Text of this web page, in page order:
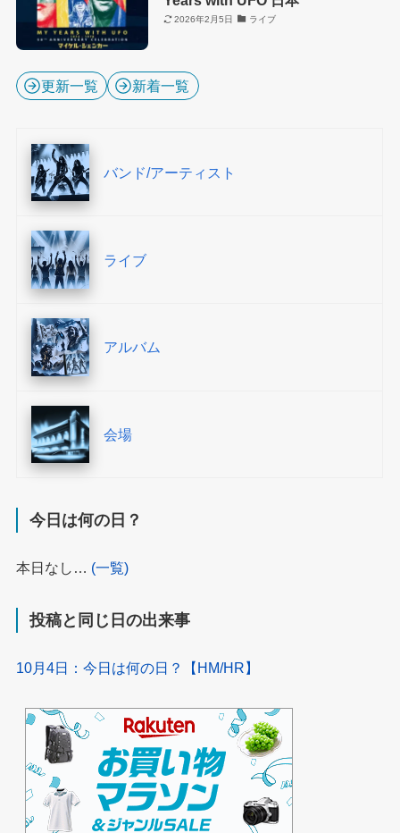
2026年2月5日 ライブ
更新一覧 新着一覧
バンド/アーティスト
ライブ
アルバム
会場
今日は何の日？
本日なし… (一覧)
投稿と同じ日の出来事
10月4日：今日は何の日？【HM/HR】